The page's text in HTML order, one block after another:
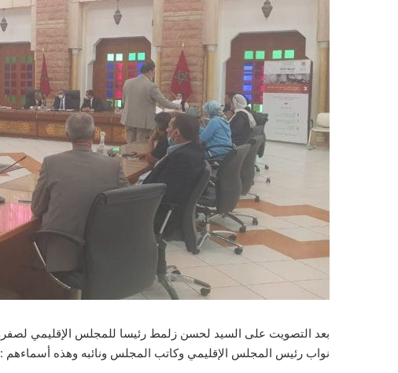
نواب رئيس المجلس الإقليمي وكاتب المجلس ونائبه وهذه أسماءهم :